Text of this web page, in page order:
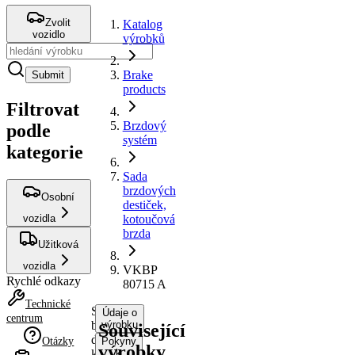
Zvolit
vozidlo
Submit
Filtrovat
podle
kategorie
Osobní
vozidla
Užitková
vozidla
Rychlé odkazy
Technické
centrum
Otázky
Katalog
výrobků
Brake
products
Brzdový
systém
Sada
brzdových
destiček,
kotoučová
brzda
VKBP
80715 A
Sada
brzdových
destiček,
Údaje o
výrobku
Pokyny
Související